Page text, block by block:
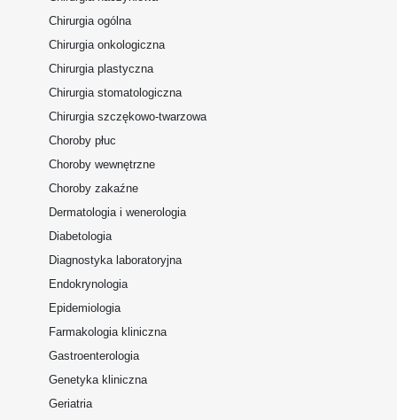
Chirurgia ogólna
Chirurgia onkologiczna
Chirurgia plastyczna
Chirurgia stomatologiczna
Chirurgia szczękowo-twarzowa
Choroby płuc
Choroby wewnętrzne
Choroby zakaźne
Dermatologia i wenerologia
Diabetologia
Diagnostyka laboratoryjna
Endokrynologia
Epidemiologia
Farmakologia kliniczna
Gastroenterologia
Genetyka kliniczna
Geriatria